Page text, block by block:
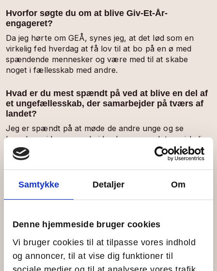
Samtykke Detaljer Om
Denne hjemmeside bruger cookies
Vi bruger cookies til at tilpasse vores indhold
og annoncer, til at vise dig funktioner til
Hvorfor søgte du om at blive Giv-Et-År-
engageret?
Da jeg hørte om GEÅ, synes jeg, at det lød som en
virkelig fed hverdag at få lov til at bo på en ø med
spændende mennesker og være med til at skabe
noget i fællesskab med andre.
Hvad er du mest spændt på ved at blive en del af
et ungefællesskab, der samarbejder på tværs af
landet?
Jeg er spændt på at møde de andre unge og se
hvordan, vi kan samarbejde. Jeg synes, det er virkelig
fedt, at vi skal møde unge fra andre landsdele og
forhåbentlig finde ud af en masse godt sammen.
Hvad håber du at få indflydelse på i dit år som
endnu flere fællesskaber for unge og være med til, at
alle føler sig velkommen på øen.
Hvad glæder du dig til at prøve kræfter med i
doing above learning stil?